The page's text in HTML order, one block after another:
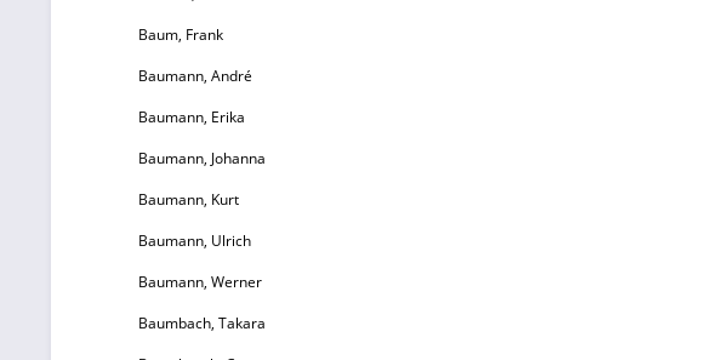
Baum, Frank
Baumann, André
Baumann, Erika
Baumann, Johanna
Baumann, Kurt
Baumann, Ulrich
Baumann, Werner
Baumbach, Takara